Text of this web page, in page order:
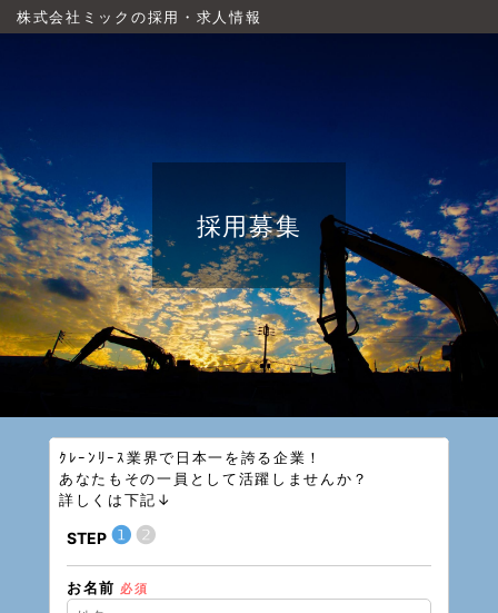
株式会社ミックの採用・求人情報
採用募集
ｸﾚｰﾝﾘｰｽ業界で日本一を誇る企業！
あなたもその一員として活躍しませんか？
詳しくは下記↓
STEP ❶❷
お名前 必須